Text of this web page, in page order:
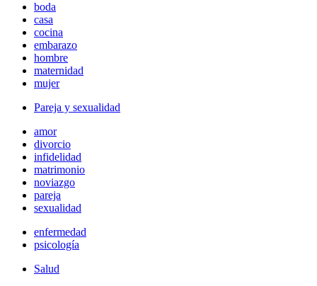
boda
casa
cocina
embarazo
hombre
maternidad
mujer
Pareja y sexualidad
amor
divorcio
infidelidad
matrimonio
noviazgo
pareja
sexualidad
enfermedad
psicología
Salud